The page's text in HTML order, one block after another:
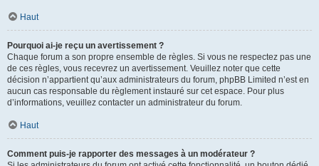
Haut
Pourquoi ai-je reçu un avertissement ?
Chaque forum a son propre ensemble de règles. Si vous ne respectez pas une
de ces règles, vous recevrez un avertissement. Veuillez noter que cette
décision n’appartient qu’aux administrateurs du forum, phpBB Limited n’est en
aucun cas responsable du règlement instauré sur cet espace. Pour plus
d’informations, veuillez contacter un administrateur du forum.
Haut
Comment puis-je rapporter des messages à un modérateur ?